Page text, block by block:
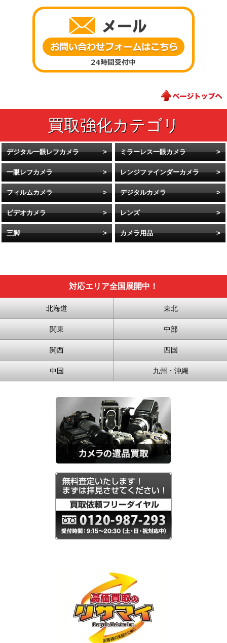
デジタル一眼レフカメラ ミラーレス一眼カメラ
一眼レフカメラ レンジファインダーカメラ
フィルムカメラ デジタルカメラ
ビデオカメラ レンズ
三脚 カメラ用品
対応エリア全国展開中！
北海道 東北
関東 中部
関西 四国
中国 九州・沖縄